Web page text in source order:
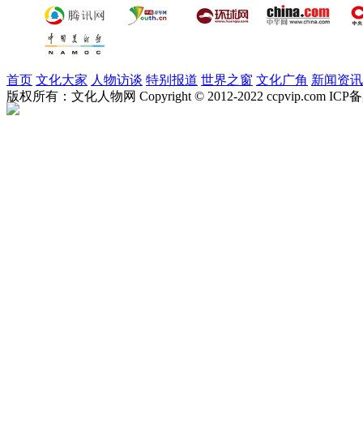
首页 文化大家 人物访谈 特别报道 世界之窗 文化广角 新闻资讯
版权所有：文化人物网 Copyright © 2012-2022 ccpvip.com ICP